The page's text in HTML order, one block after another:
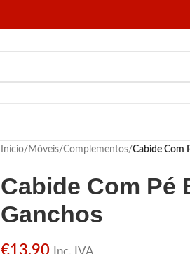
Início/ Móveis/Complementos/Cabide Com
Cabide Com Pé
Ganchos
€13.90 Inc. IVA